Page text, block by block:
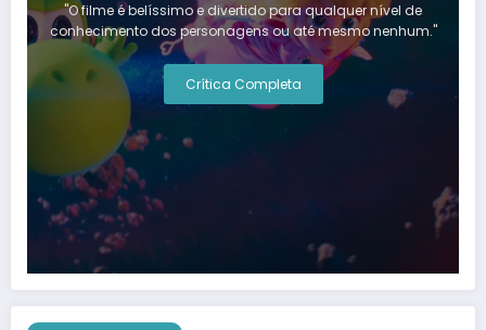
"O filme é belíssimo e divertido para qualquer nível de
conhecimento dos personagens ou até mesmo nenhum."
Crítica Completa